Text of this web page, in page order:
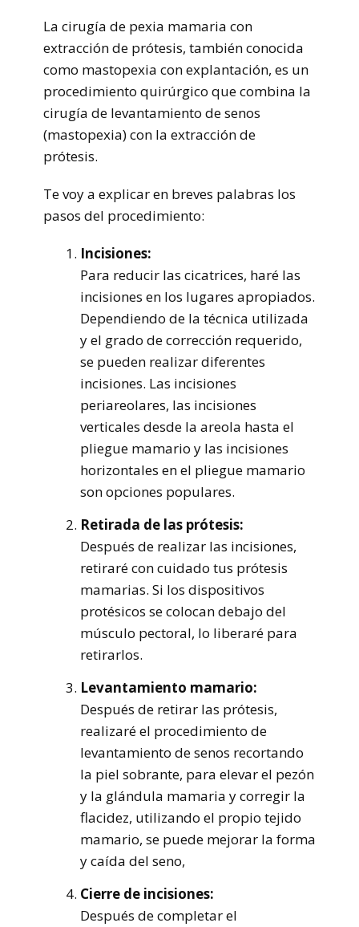
La cirugía de pexia mamaria con
extracción de prótesis, también conocida
como mastopexia con explantación, es un
procedimiento quirúrgico que combina la
cirugía de levantamiento de senos
(mastopexia) con la extracción de
prótesis.
Te voy a explicar en breves palabras los
pasos del procedimiento:
Incisiones:
Para reducir las cicatrices, haré las
incisiones en los lugares apropiados.
Dependiendo de la técnica utilizada
y el grado de corrección requerido,
se pueden realizar diferentes
incisiones. Las incisiones
periareolares, las incisiones
verticales desde la areola hasta el
pliegue mamario y las incisiones
horizontales en el pliegue mamario
son opciones populares.
Retirada de las prótesis:
Después de realizar las incisiones,
retiraré con cuidado tus prótesis
mamarias. Si los dispositivos
protésicos se colocan debajo del
músculo pectoral, lo liberaré para
retirarlos.
Levantamiento mamario:
Después de retirar las prótesis,
realizaré el procedimiento de
levantamiento de senos recortando
la piel sobrante, para elevar el pezón
y la glándula mamaria y corregir la
flacidez, utilizando el propio tejido
mamario, se puede mejorar la forma
y caída del seno,
Cierre de incisiones:
Después de completar el